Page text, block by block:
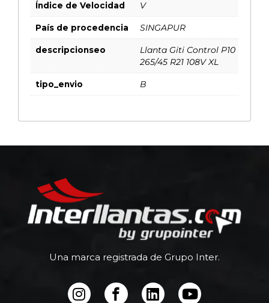
Índice de Velocidad V
País de procedencia SINGAPUR
descripcionseo
Llanta Giti Control P10
265/45 R21 108V XL
tipo_envio B
Una marca registrada de Grupo Inter.